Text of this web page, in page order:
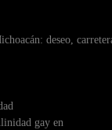
deseo,
gay en